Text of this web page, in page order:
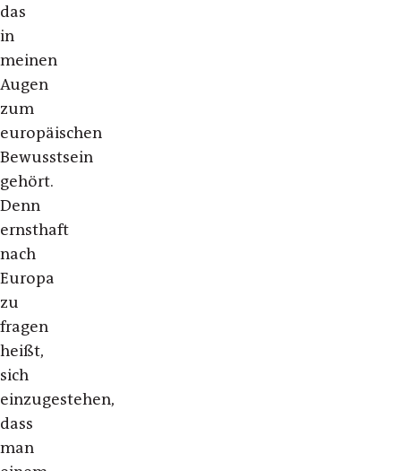
das
in
meinen
Augen
zum
europäischen
Bewusstsein
gehört.
Denn
ernsthaft
nach
Europa
zu
fragen
heißt,
sich
einzugestehen,
dass
man